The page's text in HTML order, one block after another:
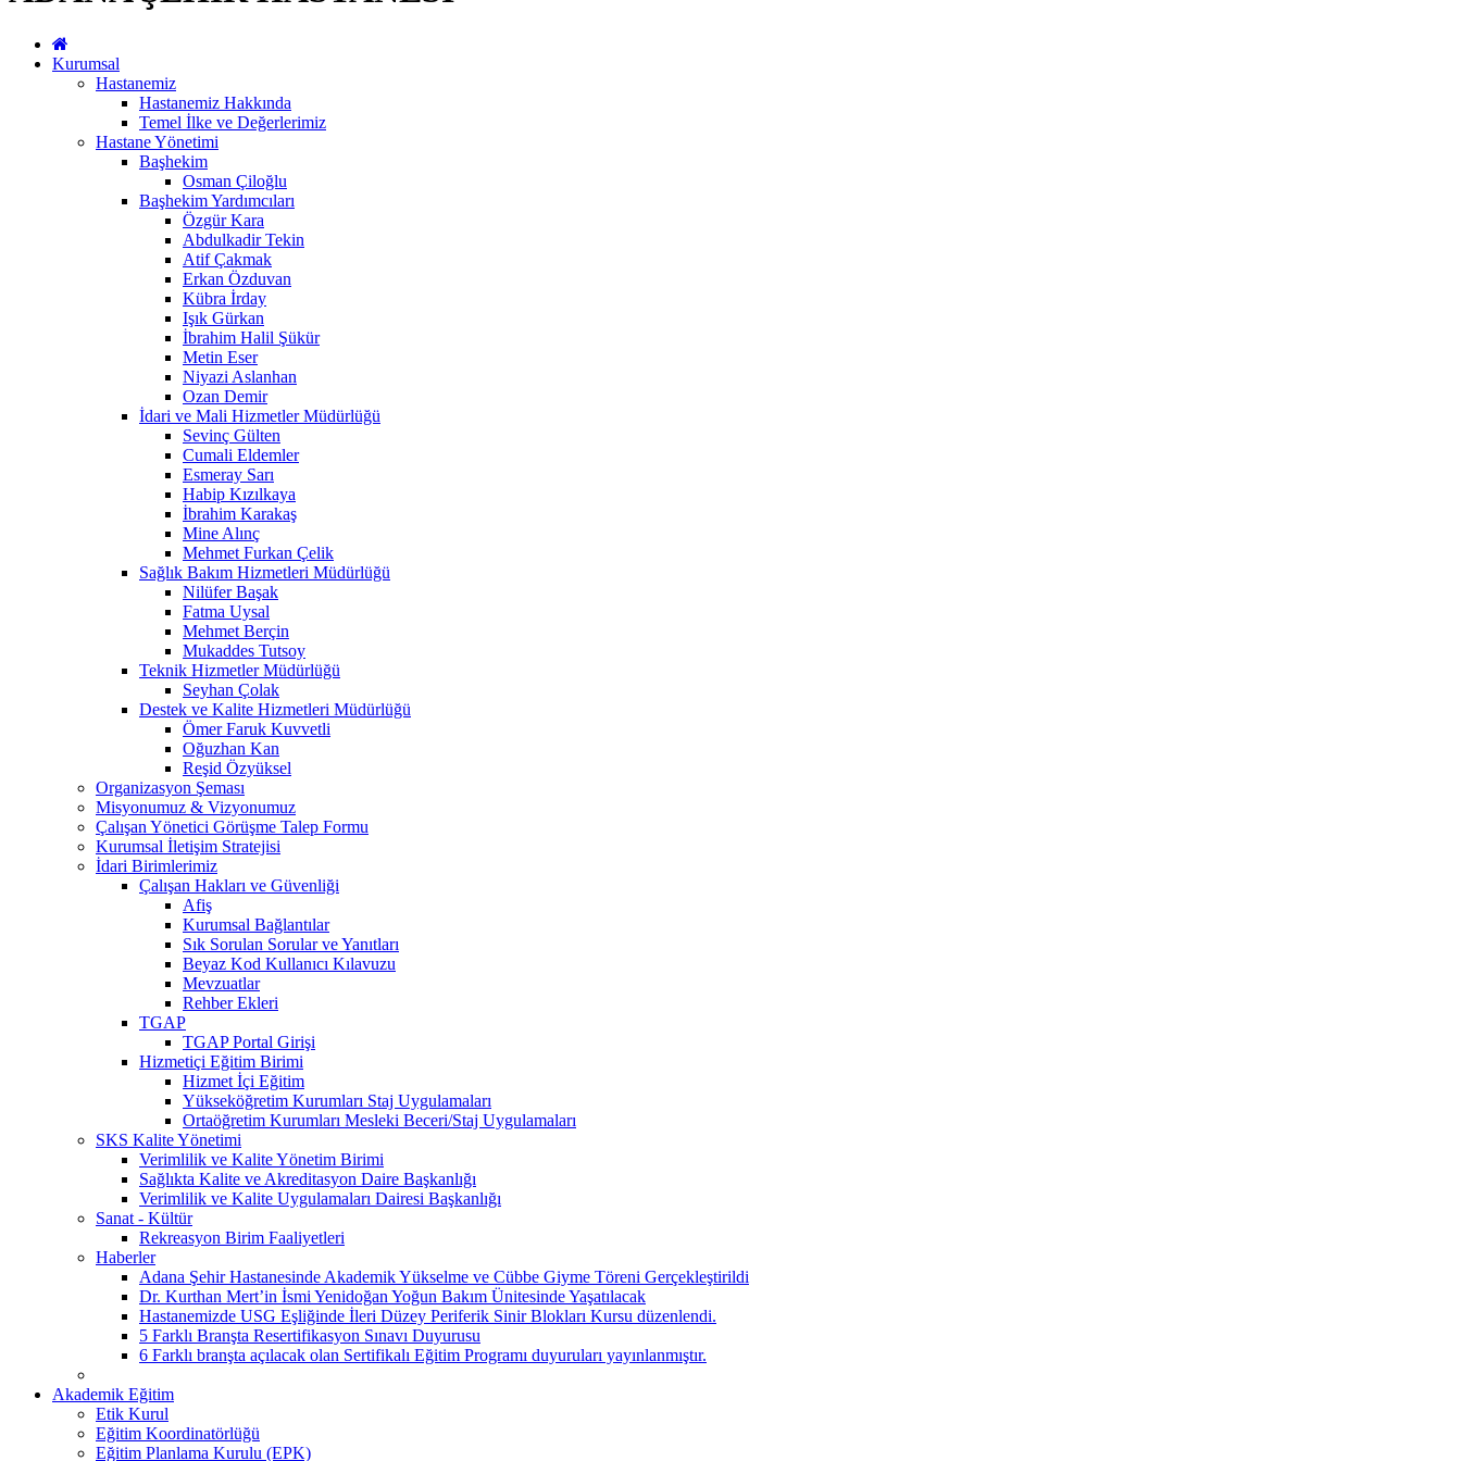
Kurumsal
Hastanemiz
Hastanemiz Hakkında
Temel İlke ve Değerlerimiz
Hastane Yönetimi
Başhekim
Osman Çiloğlu
Başhekim Yardımcıları
Özgür Kara
Abdulkadir Tekin
Atif Çakmak
Erkan Özduvan
Kübra İrday
Işık Gürkan
İbrahim Halil Şükür
Metin Eser
Niyazi Aslanhan
Ozan Demir
İdari ve Mali Hizmetler Müdürlüğü
Sevinç Gülten
Cumali Eldemler
Esmeray Sarı
Habip Kızılkaya
İbrahim Karakaş
Mine Alınç
Mehmet Furkan Çelik
Sağlık Bakım Hizmetleri Müdürlüğü
Nilüfer Başak
Fatma Uysal
Mehmet Berçin
Mukaddes Tutsoy
Teknik Hizmetler Müdürlüğü
Seyhan Çolak
Destek ve Kalite Hizmetleri Müdürlüğü
Ömer Faruk Kuvvetli
Oğuzhan Kan
Reşid Özyüksel
Organizasyon Şeması
Misyonumuz & Vizyonumuz
Çalışan Yönetici Görüşme Talep Formu
Kurumsal İletişim Stratejisi
İdari Birimlerimiz
Çalışan Hakları ve Güvenliği
Afiş
Kurumsal Bağlantılar
Sık Sorulan Sorular ve Yanıtları
Beyaz Kod Kullanıcı Kılavuzu
Mevzuatlar
Rehber Ekleri
TGAP
TGAP Portal Girişi
Hizmetiçi Eğitim Birimi
Hizmet İçi Eğitim
Yükseköğretim Kurumları Staj Uygulamaları
Ortaöğretim Kurumları Mesleki Beceri/Staj Uygulamaları
SKS Kalite Yönetimi
Verimlilik ve Kalite Yönetim Birimi
Sağlıkta Kalite ve Akreditasyon Daire Başkanlığı
Verimlilik ve Kalite Uygulamaları Dairesi Başkanlığı
Sanat - Kültür
Rekreasyon Birim Faaliyetleri
Haberler
Adana Şehir Hastanesinde Akademik Yükselme ve Cübbe Giyme Töreni Gerçekleştirildi
Dr. Kurthan Mert’in İsmi Yenidoğan Yoğun Bakım Ünitesinde Yaşatılacak
Hastanemizde USG Eşliğinde İleri Düzey Periferik Sinir Blokları Kursu düzenlendi.
5 Farklı Branşta Resertifikasyon Sınavı Duyurusu
6 Farklı branşta açılacak olan Sertifikalı Eğitim Programı duyuruları yayınlanmıştır.
Akademik Eğitim
Etik Kurul
Eğitim Koordinatörlüğü
Eğitim Planlama Kurulu (EPK)